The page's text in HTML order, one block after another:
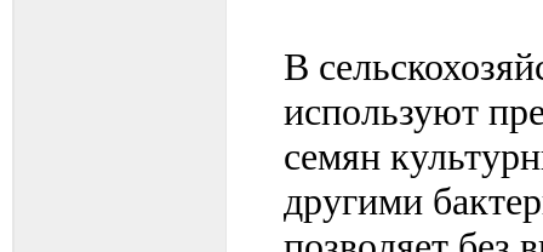
В
используют
семян
другими